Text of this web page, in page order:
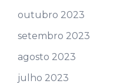
outubro 2023
setembro 2023
agosto 2023
julho 2023